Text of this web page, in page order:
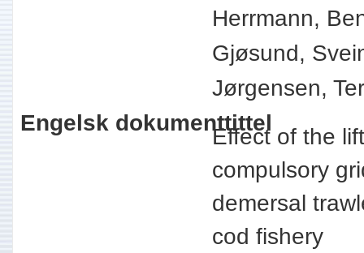
Herrmann,
Gjøsund,
Jørgensen,
Engelsk dokumenttittel
Effect of the
compulsory
demersal
cod fishery